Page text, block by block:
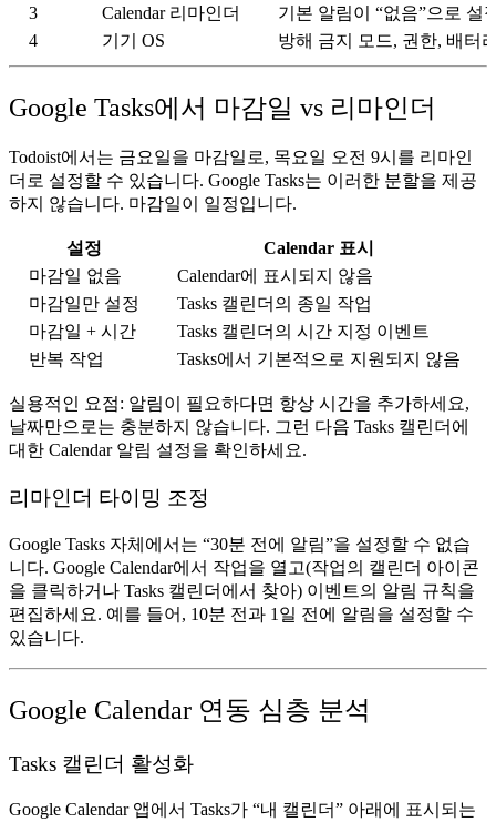
3
Calendar 리마인더
기본 알림이 “없음”으로 설
4
기기 OS 방해 금지 모드, 권한, 배터
Google Tasks에서 마감일 vs 리마인더
Todoist에서는 금요일을 마감일로, 목요일 오전 9시를 리마인
더로 설정할 수 있습니다. Google Tasks는 이러한 분할을 제공
하지 않습니다. 마감일이 일정입니다.
설정
Calendar 표시
마감일 없음
Calendar에 표시되지 않음
마감일만 설정
Tasks 캘린더의 종일 작업
마감일 + 시간
Tasks 캘린더의 시간 지정 이벤트
반복 작업
Tasks에서 기본적으로 지원되지 않음
실용적인 요점: 알림이 필요하다면 항상 시간을 추가하세요,
날짜만으로는 충분하지 않습니다. 그런 다음 Tasks 캘린더에
대한 Calendar 알림 설정을 확인하세요.
리마인더 타이밍 조정
Google Tasks 자체에서는 “30분 전에 알림”을 설정할 수 없습
니다. Google Calendar에서 작업을 열고(작업의 캘린더 아이콘
을 클릭하거나 Tasks 캘린더에서 찾아) 이벤트의 알림 규칙을
편집하세요. 예를 들어, 10분 전과 1일 전에 알림을 설정할 수
있습니다.
Google Calendar 연동 심층 분석
Tasks 캘린더 활성화
Google Calendar 앱에서 Tasks가 “내 캘린더” 아래에 표시되는